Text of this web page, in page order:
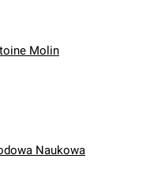
Molin
Naukowa